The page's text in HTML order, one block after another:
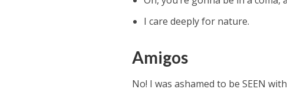
I care deeply for nature.
Amigos
No! I was ashamed to be SEEN